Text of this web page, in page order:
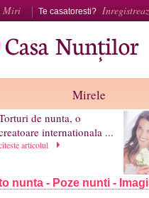
Miri Te casatoresti?
Mirele
de nunta, o
internationala ...
articolul
nunta - Poze nunti -